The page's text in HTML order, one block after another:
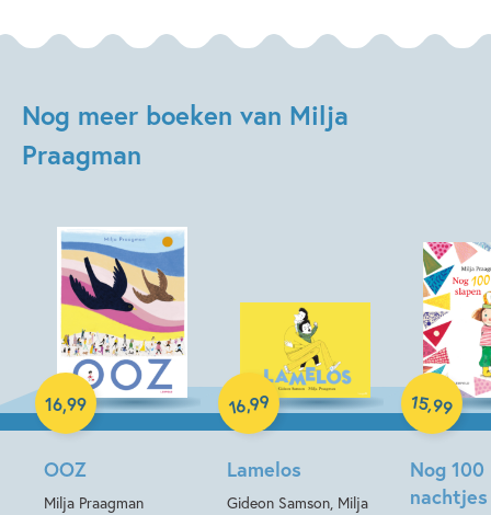
Nog meer boeken van Milja
Praagman
OOZ
Milja Praagman
16,99
Hardcover
Lamelos
Gideon Samson, Milja
16,99
Hardcover
Nog 100
15,99
Hardcover